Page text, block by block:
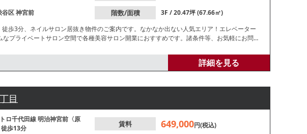
谷区神宮前 階数/面積
3F / 20.47坪 (67.66㎡)
徒歩3分、ネイルサロン居抜き物件のご案内です。なかなか出ない人気エリア！エレベーター
なプライベートサロン空間で各種美容サロン開業におすすめです。諸条件等、お気軽にお問合
詳細を見る
目
ロ千代田線明治神宮前〈原
徒歩13分 賃料 649,000円(税込)